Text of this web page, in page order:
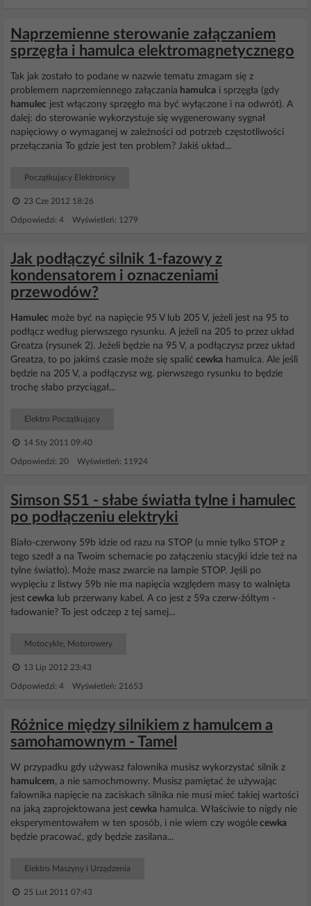
Naprzemienne sterowanie załączaniem
sprzęgła i hamulca elektromagnetycznego
Tak jak zostało to podane w nazwie tematu zmagam się z
problemem naprzemiennego załączania hamulca i sprzęgła (gdy
hamulec jest włączony sprzęgło ma być wyłączone i na odwrót). A
dalej: do sterowanie wykorzystuje się wygenerowany sygnał
napięciowy o wymaganej w zależności od potrzeb częstotliwości
przełączania To gdzie jest ten problem? Jakiś układ...
Początkujący Elektronicy
23 Cze 2012 18:26
Odpowiedzi: 4 Wyświetleń: 1279
Jak podłączyć silnik 1-fazowy z
kondensatorem i oznaczeniami
przewodów?
Hamulec może być na napięcie 95 V lub 205 V, jeżeli jest na 95 to
podłącz według pierwszego rysunku. A jeżeli na 205 to przez układ
Greatza (rysunek 2). Jeżeli będzie na 95 V, a podłączysz przez układ
Greatza, to po jakimś czasie może się spalić cewka hamulca. Ale jeśli
będzie na 205 V, a podłączysz wg. pierwszego rysunku to będzie
trochę słabo przyciągał...
Elektro Początkujący
14 Sty 2011 09:40
Odpowiedzi: 20 Wyświetleń: 11924
Simson S51 - słabe światła tylne i hamulec
po podłączeniu elektryki
Biało-czerwony 59b idzie od razu na STOP (u mnie tylko STOP z
tego szedł a na Twoim schemacie po załączeniu stacyjki idzie też na
tylne światło). Może masz zwarcie na lampie STOP. Jęśli po
wypięciu z listwy 59b nie ma napięcia względem masy to walnięta
jest cewka lub przerwany kabel. A co jest z 59a czerw-żóltym -
ładowanie? To jest odczep z tej samej...
Motocykle, Motorowery
13 Lip 2012 23:43
Odpowiedzi: 4 Wyświetleń: 21653
Różnice między silnikiem z hamulcem a
samohamownym - Tamel
W przypadku gdy używasz falownika musisz wykorzystać silnik z
hamulcem, a nie samochmowny. Musisz pamiętać że używając
falownika napięcie na zaciskach silnika nie musi mieć takiej wartości
na jaką zaprojektowana jest cewka hamulca. Właściwie to nigdy nie
eksperymentowałem w ten sposób, i nie wiem czy wogóle cewka
będzie pracować, gdy będzie zasilana...
Elektro Maszyny i Urządzenia
25 Lut 2011 07:43